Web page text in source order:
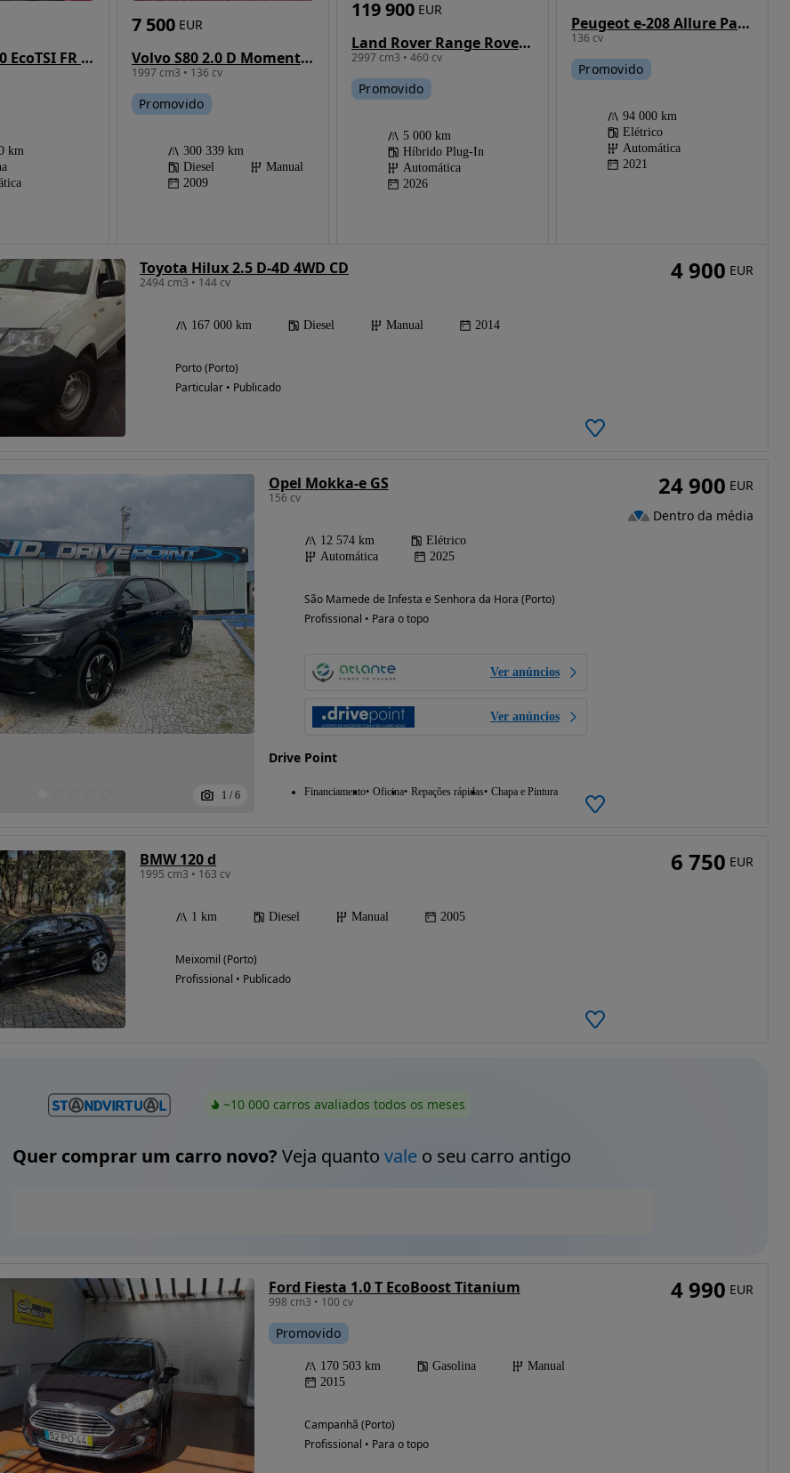
Possibilidade de
SEAT Ibiza 1.0 EcoTSI FR DSG
km
Volvo S80 2.0 D Momentum
1997 cm3 • 136 cv
7 500 EUR
Promovido
300 339 km
Diesel
Manual
2009
Land Rover Range Rover Sport 3.0 P460e S
2997 cm3 • 460 cv
119 900 EUR
Promovido
5 000 km
Híbrido Plug-In
Automática
2026
Peugeot e-208 Allure Pack
136 cv
Promovido
94 000 km
Elétrico
Automática
2021
Toyota Hilux 2.5 D-4D 4WD CD
2494 cm3 • 144 cv
167 000 km Diesel Manual 2014
Porto (Porto)
Particular • Publicado
4 900 EUR
1 / 6
Opel Mokka-e GS
156 cv
12 574 km
Elétrico
Automática
2025
São Mamede de Infesta e Senhora da Hora (Porto)
Profissional • Para o topo
Ver anúncios
Ver anúncios
Drive Point
Financiamento Oficina Repações rápidas Chapa e Pintura
24 900 EUR
Dentro da média
BMW 120 d
1995 cm3 • 163 cv
1 km Diesel Manual 2005
Meixomil (Porto)
Profissional • Publicado
6 750 EUR
~10 000 carros avaliados todos os meses
Quer comprar um carro novo? Veja quanto valeo seu carro antigo
Ford Fiesta 1.0 T EcoBoost Titanium
998 cm3 • 100 cv
Promovido
170 503 km Gasolina
Manual
2015
Campanhã (Porto)
Profissional • Para o topo
4 990 EUR